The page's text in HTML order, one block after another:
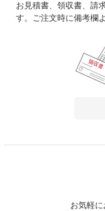
お見積書、領収書、請
す。ご注文時に備考欄
お気軽に